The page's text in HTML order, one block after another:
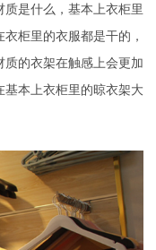
是什么，基本上衣柜里
柜里的衣服都是干的，
的衣架在触感上会更加
本上衣柜里的晾衣架大